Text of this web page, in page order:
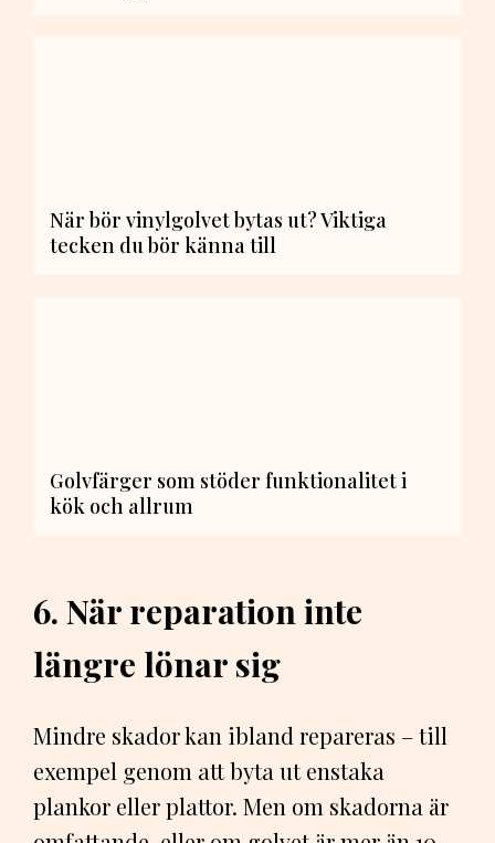
När bör vinylgolvet bytas ut? Viktiga
tecken du bör känna till
Golvfärger som stöder funktionalitet i
kök och allrum
6. När reparation inte
längre lönar sig
Mindre skador kan ibland repareras – till
exempel genom att byta ut enstaka
plankor eller plattor. Men om skadorna är